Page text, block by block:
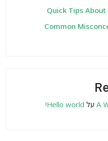
14 Common
A על Hello world!